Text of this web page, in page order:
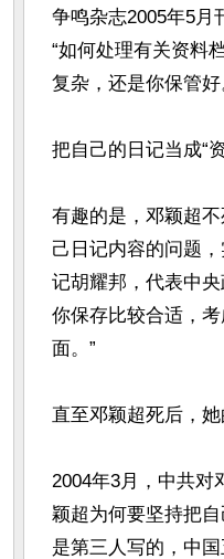
争鸣杂志2005年5月
“如何处理有关资料
复杂，还是你保管好
把自己的日记当成“
有趣的是，邓颖超
己日记内容的问题
记胡耀邦，代表中
你保存比较合适，
面。”
直至邓颖超死后，
2004年3月，中共对
颖超为何要坚持把
是第三人写的，中